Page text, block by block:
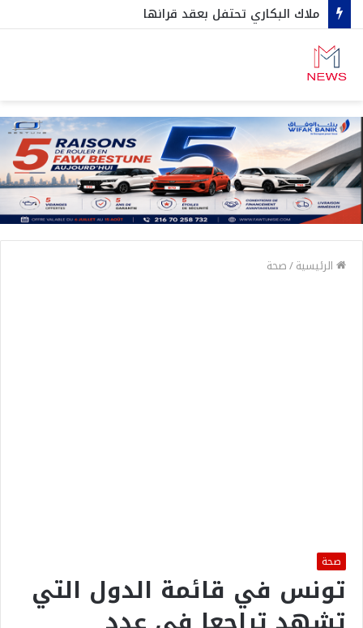
ملاك البكاري تحتفل بعقد قرانها
الرئيسية/صحة
صحة
تونس في قائمة الدول التي